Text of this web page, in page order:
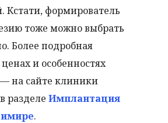
Кстати, формирователь
тоже можно выбрать
Более подробная
и особенностях
на сайте клиники
разделе Имплантация
.